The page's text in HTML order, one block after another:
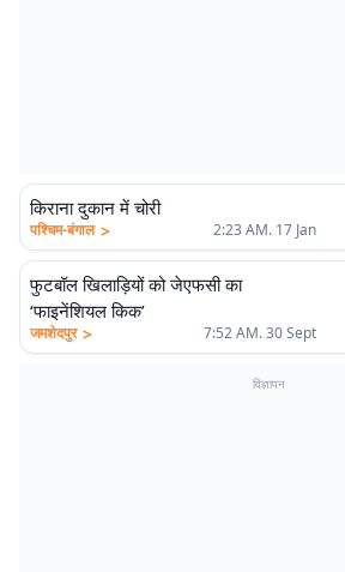
किराना दुकान में चोरी
पश्चिम-बंगाल > 2:23 AM. 17 Jan
फुटबॉल खिलाड़ियों को जेएफसी का
‘फाइनेंशियल किक’
जमशेदपुर > 7:52 AM. 30 Sept
विज्ञापन